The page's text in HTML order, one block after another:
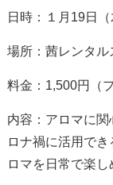
日時：１月 19日（
場所：茜レンタル
料金： 1,500円（
内容：アロマに
ロナ禍に活用で
ロマを日常で楽し